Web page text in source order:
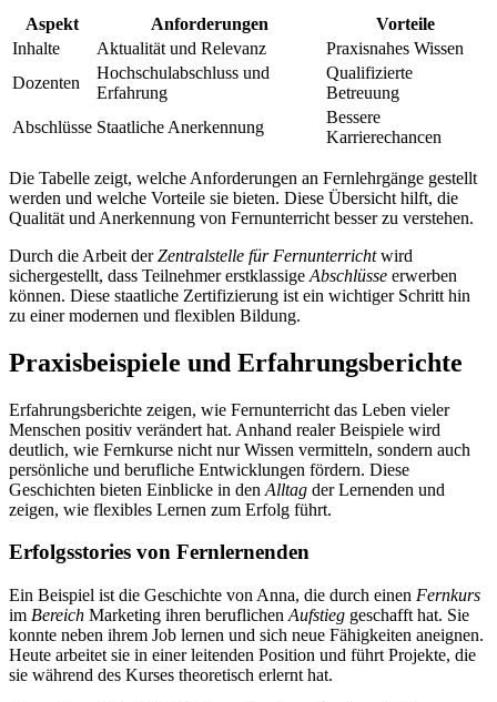
Aspekt Anforderungen
Vorteile
Inhalte
Aktualität und Relevanz
Praxisnahes Wissen
Dozenten
Hochschulabschluss und
Erfahrung
Qualifizierte
Betreuung
Abschlüsse Staatliche Anerkennung
Bessere
Karrierechancen
Die Tabelle zeigt, welche Anforderungen an Fernlehrgänge gestellt
werden und welche Vorteile sie bieten. Diese Übersicht hilft, die
Qualität und Anerkennung von Fernunterricht besser zu verstehen.
Durch die Arbeit derZentralstelle für Fernunterrichtwird
sichergestellt, dass Teilnehmer erstklassige Abschlüsse erwerben
können. Diese staatliche Zertifizierung ist ein wichtiger Schritt hin
zu einer modernen und flexiblen Bildung.
Praxisbeispiele und Erfahrungsberichte
Erfahrungsberichte zeigen, wie Fernunterricht das Leben vieler
Menschen positiv verändert hat. Anhand realer Beispiele wird
deutlich, wie Fernkurse nicht nur Wissen vermitteln, sondern auch
persönliche und berufliche Entwicklungen fördern. Diese
Geschichten bieten Einblicke in den Alltag der Lernenden und
zeigen, wie flexibles Lernen zum Erfolg führt.
Erfolgsstories von Fernlernenden
Ein Beispiel ist die Geschichte von Anna, die durch einen Fernkurs
im Bereich Marketing ihren beruflichen Aufstieg geschafft hat. Sie
konnte neben ihrem Job lernen und sich neue Fähigkeiten aneignen.
Heute arbeitet sie in einer leitenden Position und führt Projekte, die
sie während des Kurses theoretisch erlernt hat.